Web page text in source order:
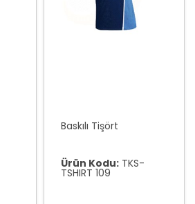
Baskılı Tişört
Ürün Kodu: TKS-
TSHIRT 109